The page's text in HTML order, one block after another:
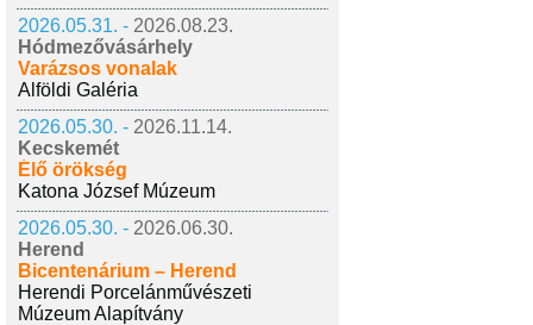
2026.05.31. - 2026.08.23.
Hódmezővásárhely
Varázsos vonalak
Alföldi Galéria
2026.05.30. - 2026.11.14.
Kecskemét
Élő örökség
Katona József Múzeum
2026.05.30. - 2026.06.30.
Herend
Bicentenárium – Herend
Herendi Porcelánművészeti
Múzeum Alapítvány